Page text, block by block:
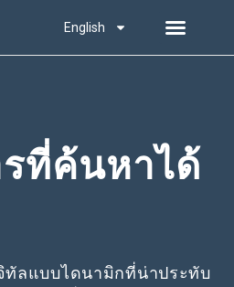
English
ที่ค้นหาได้
ทัลแบบไดนามิกที่น่าประทับ